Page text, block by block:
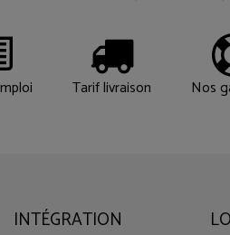
Tarif livraison Nos
INTÉGRATION